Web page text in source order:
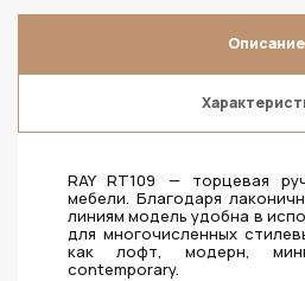
Описание
RAY RT109 — торцевая
мебели. Благодаря
линиям модель удобна в
для многочисленных
как лофт, модерн,
contemporary.